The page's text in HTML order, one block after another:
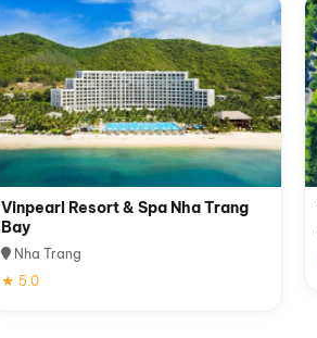
Vinpearl Resort & Spa Nha Trang
Bay
Nha Trang
★ 5.0